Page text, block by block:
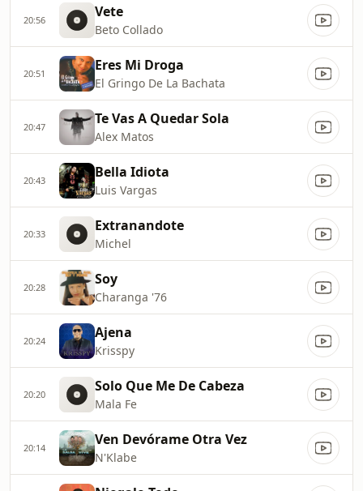
20:56 Vete
Beto Collado
20:51 Eres Mi Droga
El Gringo De La Bachata
20:47 Te Vas A Quedar Sola
Alex Matos
20:43 Bella Idiota
Luis Vargas
20:33 Extranandote
Michel
20:28 Soy
Charanga '76
20:24 Ajena
Krisspy
20:20 Solo Que Me De Cabeza
Mala Fe
20:14 Ven Devórame Otra Vez
N'Klabe